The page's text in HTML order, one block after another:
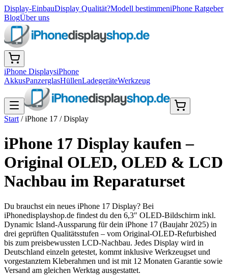
Display-EinbauDisplay Qualität?Modell bestimmeniPhone Ratgeber
BlogÜber uns
iPhone DisplaysiPhone
AkkusPanzerglasHüllenLadegeräteWerkzeug
Start /iPhone 17 /Display
iPhone 17 Display kaufen –
Original OLED, OLED & LCD
Nachbau im Reparaturset
Du brauchst ein neues iPhone 17 Display? Bei
iPhonedisplayshop.de findest du den 6,3″ OLED-Bildschirm inkl.
Dynamic Island-Aussparung für dein iPhone 17 (Baujahr 2025) in
drei geprüften Qualitätsstufen – vom Original-OLED-Refurbished
bis zum preisbewussten LCD-Nachbau. Jedes Display wird in
Deutschland einzeln getestet, kommt inklusive Werkzeugset und
vorgestanztem Kleberahmen und ist mit 12 Monaten Garantie sowie
Versand am gleichen Werktag ausgestattet.